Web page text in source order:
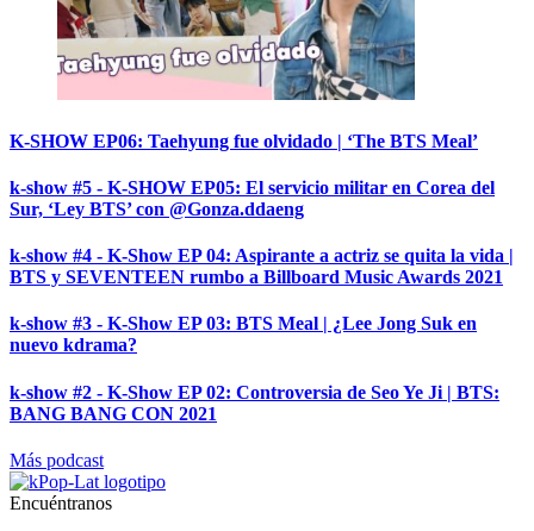
K-SHOW EP06: Taehyung fue olvidado | ‘The BTS Meal’
k-show #5 - K-SHOW EP05: El servicio militar en Corea del
Sur, ‘Ley BTS’ con @Gonza.ddaeng
k-show #4 - K-Show EP 04: Aspirante a actriz se quita la vida |
BTS y SEVENTEEN rumbo a Billboard Music Awards 2021
k-show #3 - K-Show EP 03: BTS Meal | ¿Lee Jong Suk en
nuevo kdrama?
k-show #2 - K-Show EP 02: Controversia de Seo Ye Ji | BTS:
BANG BANG CON 2021
Más podcast
Encuéntranos